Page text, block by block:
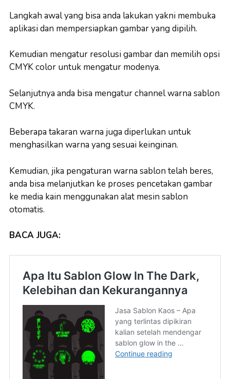
Langkah awal yang bisa anda lakukan yakni membuka
aplikasi dan mempersiapkan gambar yang dipilih.
Kemudian mengatur resolusi gambar dan memilih opsi
CMYK color untuk mengatur modenya.
Selanjutnya anda bisa mengatur channel warna sablon
CMYK.
Beberapa takaran warna juga diperlukan untuk
menghasilkan warna yang sesuai keinginan.
Kemudian, jika pengaturan warna sablon telah beres,
anda bisa melanjutkan ke proses pencetakan gambar
ke media kain menggunakan alat mesin sablon
otomatis.
BACA JUGA: